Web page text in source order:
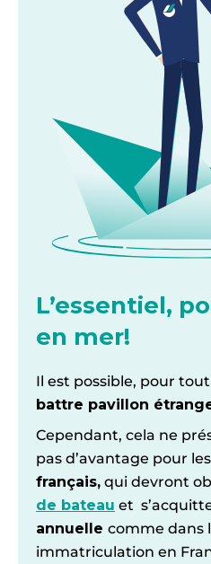
L’essentiel,
en mer!
Il est possible, pour
battre pavillon
Cependant, cela ne
pas d’avantage pour les
français, qui devront
de bateau et
annuelle comme dans
immatriculation en